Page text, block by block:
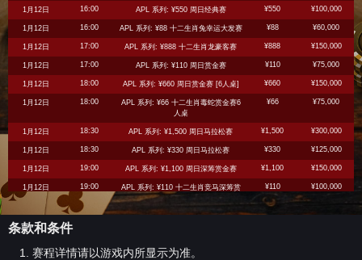
1月12日 16:00 APL 系列: ¥550 周日经典赛 ¥550 ¥100,000
1月12日 16:00 APL 系列: ¥88 十二生肖兔幸运大发赛 ¥88 ¥60,000
1月12日 17:00 APL 系列: ¥888 十二生肖龙豪客赛 ¥888 ¥150,000
1月12日 17:00 APL 系列: ¥110 周日赏金赛 ¥110 ¥75,000
1月12日 18:00 APL 系列: ¥660 周日赏金赛 [6人桌] ¥660 ¥150,000
1月12日 18:00
APL 系列: ¥66 十二生肖毒蛇赏金赛6
人桌
¥66 ¥75,000
1月12日 18:30 APL 系列: ¥1,500 周日马拉松赛 ¥1,500 ¥300,000
1月12日 18:30 APL 系列: ¥330 周日马拉松赛 ¥330 ¥125,000
1月12日 19:00 APL 系列: ¥1,100 周日深筹赏金赛 ¥1,100 ¥150,000
1月12日 19:00
APL 系列: ¥110 十二生肖竞马深筹赏
¥110 ¥100,000
1月12日 19:30 APL 系列: ¥888 周日疯狂八 ¥888 ¥200,000
1月12日
1月12日 20:00 APL 系列: ¥388 周日生肖主赛事
条款和条件
赛程详情请以游戏内所显示为准。